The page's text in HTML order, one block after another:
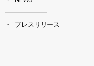
プレスリリース